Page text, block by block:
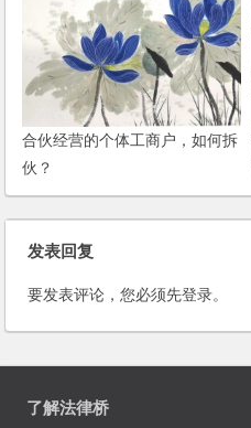
合伙经营的个体工商户，如何拆
伙？
发表回复
要发表评论，您必须先登录。
了解法律桥